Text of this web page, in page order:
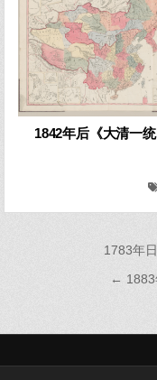
1842年后《大清一统
航
1783年
← 1883